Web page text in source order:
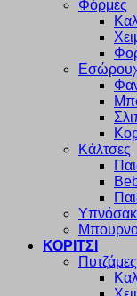
Φόρμες
Κάλτσες
ΚΟΡΙΤΣΙ
Πυτζάμες